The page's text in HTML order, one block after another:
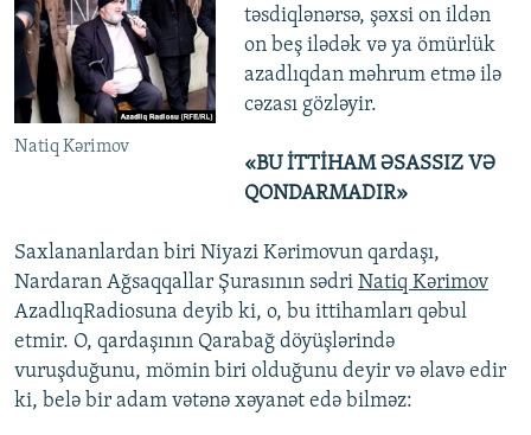
Natiq Kərimov
təsdiqlənərsə, şəxsi on ildən
on beş ilədək və ya ömürlük
azadlıqdan məhrum etmə ilə
cəzası gözləyir.
«BU İTTİHAM ƏSASSIZ VƏ
QONDARMADIR»
Saxlananlardan biri Niyazi Kərimovun qardaşı,
Nardaran Ağsaqqallar Şurasının sədri Natiq Kərimov
AzadlıqRadiosuna deyib ki, o, bu ittihamları qəbul
etmir. O, qardaşının Qarabağ döyüşlərində
vuruşduğunu, mömin biri olduğunu deyir və əlavə edir
ki, belə bir adam vətənə xəyanət edə bilməz: